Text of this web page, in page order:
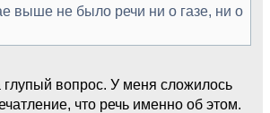
выше не было речи ни о газе, ни о
глупый вопрос. У меня сложилось
что речь именно об этом.